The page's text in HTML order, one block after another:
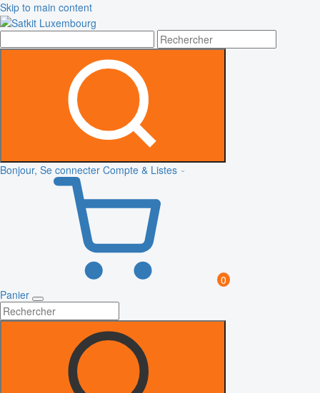
Skip to main content
Bonjour, Se connecter Compte & Listes
0
Panier